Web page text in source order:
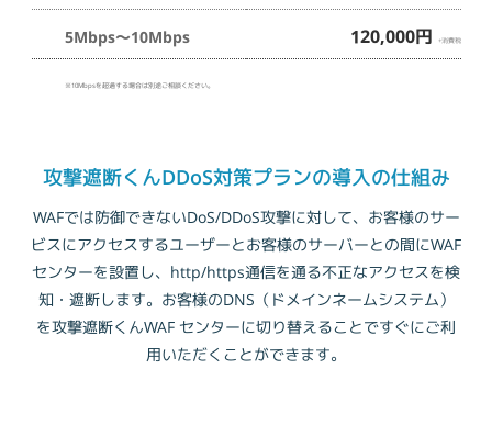
5Mbps～10Mbps 120,000円 +消費税
※10Mbpsを超過する場合は別途ご相談ください。
攻撃遮断くんDDoS対策プランの導入の仕組み
WAFでは防御できないDoS/DDoS攻撃に対して、お客様のサー
ビスにアクセスするユーザーとお客様のサーバーとの間にWAF
センターを設置し、http/https通信を通る不正なアクセスを検
知・遮断します。お客様のDNS（ドメインネームシステム）
を攻撃遮断くんWAF センターに切り替えることですぐにご利
用いただくことができます。